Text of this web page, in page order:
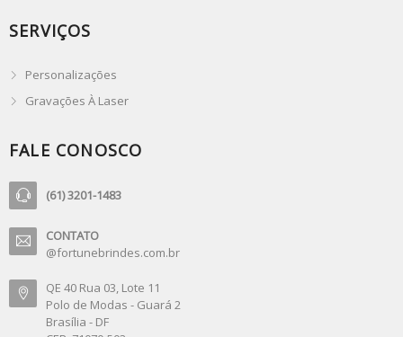
SERVIÇOS
Personalizações
Gravações À Laser
FALE CONOSCO
(61) 3201-1483
CONTATO
@fortunebrindes.com.br
QE 40 Rua 03, Lote 11
Polo de Modas - Guará 2
Brasília - DF